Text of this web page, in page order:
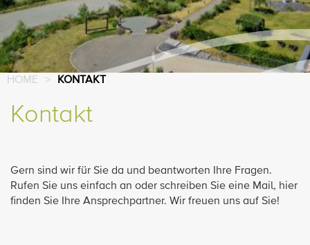
HOME > KONTAKT
Kontakt
Gern sind wir für Sie da und beantworten Ihre Fragen.
Rufen Sie uns einfach an oder schreiben Sie eine Mail, hier
finden Sie Ihre Ansprechpartner. Wir freuen uns auf Sie!